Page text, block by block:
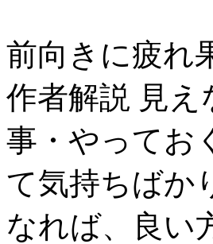
前向きに疲れ
作者解説 見
事・やってお
て気持ちばか
なれば、良い